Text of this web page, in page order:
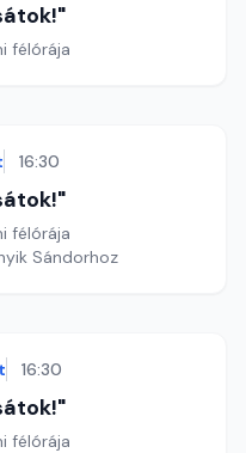
félórája
16:30
félórája
Sándorhoz
16:30
félórája